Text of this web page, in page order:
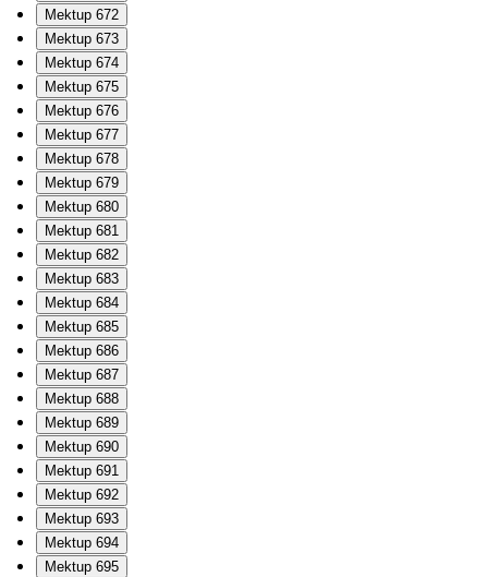
Mektup 672
Mektup 673
Mektup 674
Mektup 675
Mektup 676
Mektup 677
Mektup 678
Mektup 679
Mektup 680
Mektup 681
Mektup 682
Mektup 683
Mektup 684
Mektup 685
Mektup 686
Mektup 687
Mektup 688
Mektup 689
Mektup 690
Mektup 691
Mektup 692
Mektup 693
Mektup 694
Mektup 695